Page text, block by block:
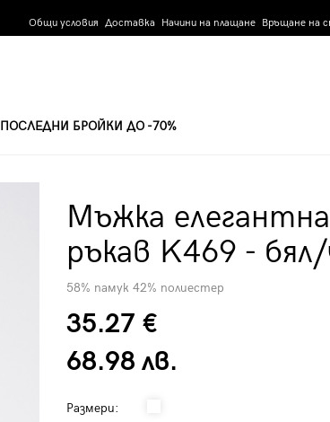
Общи условия Доставка Начини на плащане Връщане на
ПОСЛЕДНИ БРОЙКИ ДО -70%
Мъжка
ръкав K469 -
58% памук 42% полиестер
35.27 €
68.98 лв.
Размери: